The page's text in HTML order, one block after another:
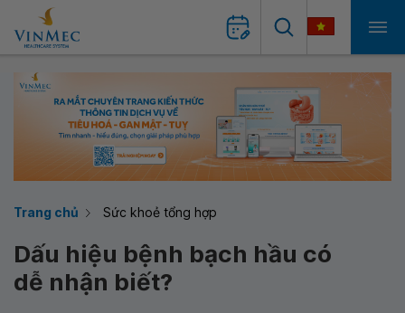
Trang chủ Sức khoẻ tổng hợp
Dấu hiệu bệnh bạch hầu có
dễ nhận biết?